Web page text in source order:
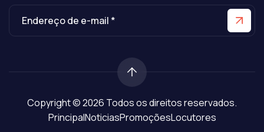
Copyright © 2026 Todos os direitos reservados.
PrincipalNoticiasPromoçõesLocutores